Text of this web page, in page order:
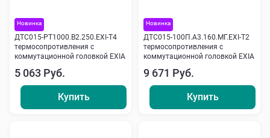
Новинка
ДТС015-РТ1000.В2.250.ЕХI-Т4
термосопротивления с
коммутационной головкой EXIA
5 063 Руб.
Купить
Новинка
ДТС015-100П.А3.160.МГ.ЕХI-Т2
термосопротивления с
коммутационной головкой EXIA
9 671 Руб.
Купить